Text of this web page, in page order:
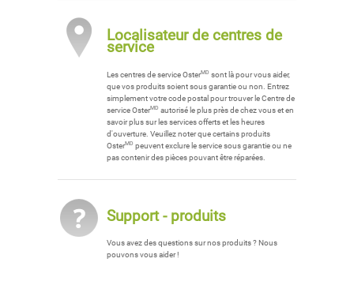
Localisateur de centres de
service
Les centres de service OsterMD sont là pour vous aider,
que vos produits soient sous garantie ou non. Entrez
simplement votre code postal pour trouver le Centre de
service OsterMD autorisé le plus près de chez vous et en
savoir plus sur les services offerts et les heures
d'ouverture. Veuillez noter que certains produits
OsterMD peuvent exclure le service sous garantie ou ne
pas contenir des pièces pouvant être réparées.
Support - produits
Vous avez des questions sur nos produits ? Nous
pouvons vous aider !